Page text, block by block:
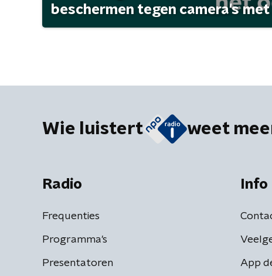
beschermen tegen camera's met
Wie luistert weet
Radio
Frequenties
Programma's
Presentatoren
Info
App